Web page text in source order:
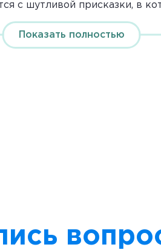
с шутливой присказки, в
да хвостиком повертела,
болото, пришел наконец
нечем.
что одной хуже жить,
И такая ситуация
Показать полностью